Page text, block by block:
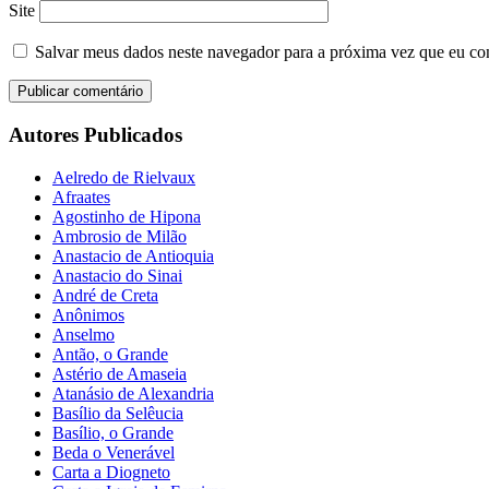
Site
Salvar meus dados neste navegador para a próxima vez que eu
Autores Publicados
Aelredo de Rielvaux
Afraates
Agostinho de Hipona
Ambrosio de Milão
Anastacio de Antioquia
Anastacio do Sinai
André de Creta
Anônimos
Anselmo
Antão, o Grande
Astério de Amaseia
Atanásio de Alexandria
Basílio da Selêucia
Basílio, o Grande
Beda o Venerável
Carta a Diogneto